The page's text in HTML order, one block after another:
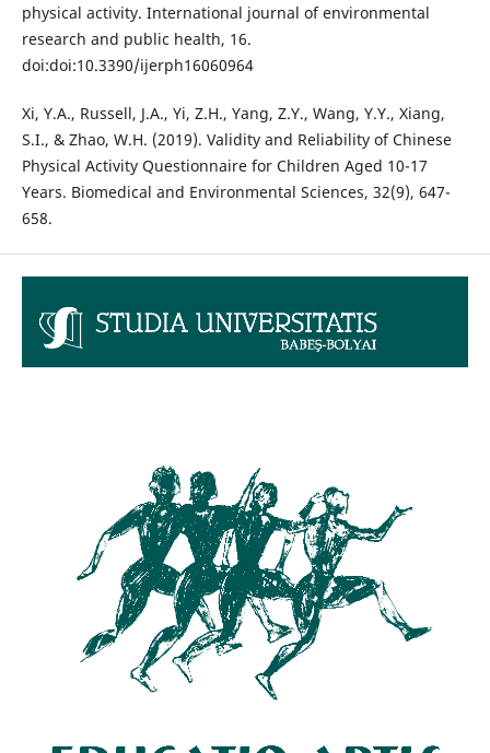
physical activity. International journal of environmental
research and public health, 16.
doi:doi:10.3390/ijerph16060964
Xi, Y.A., Russell, J.A., Yi, Z.H., Yang, Z.Y., Wang, Y.Y., Xiang,
S.I., & Zhao, W.H. (2019). Validity and Reliability of Chinese
Physical Activity Questionnaire for Children Aged 10-17
Years. Biomedical and Environmental Sciences, 32(9), 647-
658.